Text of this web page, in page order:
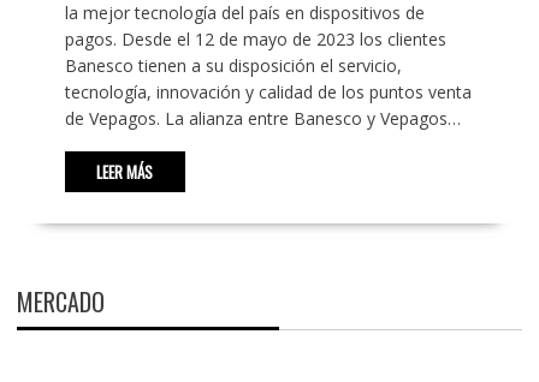
la mejor tecnología del país en dispositivos de
pagos. Desde el 12 de mayo de 2023 los clientes
Banesco tienen a su disposición el servicio,
tecnología, innovación y calidad de los puntos venta
de Vepagos. La alianza entre Banesco y Vepagos…
LEER MÁS
MERCADO